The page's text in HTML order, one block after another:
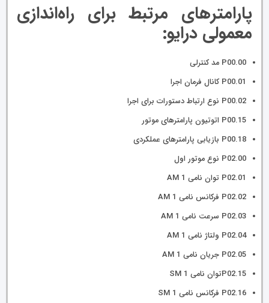
پارامترهای مرتبط برای راه‌اندازی
معمولی درایو:
P00.00 مد کنترلی
P00.01 کانال فرمان اجرا
P00.02 نوع ارتباط دستورات برای اجرا
P00.15 اتوتیون پارامترهای موتور
P00.18 بازیابی پارامترهای عملکردی
P02.00 نوع موتور اول
P02.01 توان نامی AM 1
P02.02 فرکانس نامی AM 1
P02.03 سرعت نامی AM 1
P02.04 ولتاژ نامی AM 1
P02.05 جریان نامی AM 1
P02.15توان نامی SM 1
P02.16 فرکانس نامی SM 1